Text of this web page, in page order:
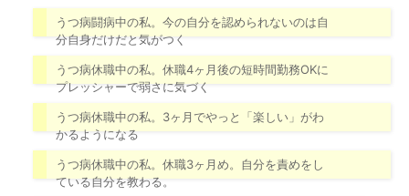
うつ病闘病中の私。今の自分を認められないのは自
分自身だけだと気がつく
うつ病休職中の私。休職4ヶ月後の短時間勤務OKに
プレッシャーで弱さに気づく
うつ病休職中の私。3ヶ月でやっと「楽しい」がわ
かるようになる
うつ病休職中の私。休職3ヶ月め。自分を責めをし
ている自分を教わる。